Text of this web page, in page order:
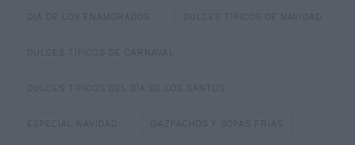
DIA DE LOS ENAMORADOS DULCES TÍPICOS DE NAVIDAD
DULCES TÍPICOS DE CARNAVAL
DULCES TÍPICOS DEL DÍA DE LOS SANTOS
ESPECIAL NAVIDAD GAZPACHOS Y SOPAS FRIAS